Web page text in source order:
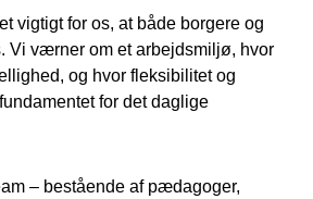
vigtigt for os, at både borgere og
Vi værner om et arbejdsmiljø, hvor
og hvor fleksibilitet og
for det daglige
– bestående af pædagoger,